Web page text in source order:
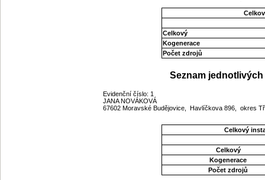
Celkový
Kogenerace
Počet zdrojů
Seznam
Evidenční číslo: 1
JANA NOVÁKOVÁ
67602 Moravské Budějovice, Havlíčkova 896, okres
Celkový
Celkový
Kogenerace
Počet zdrojů